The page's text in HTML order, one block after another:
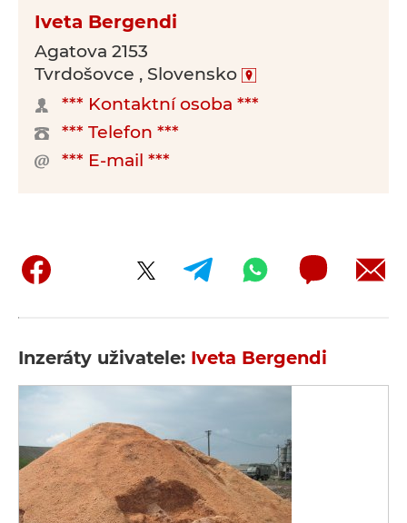
Iveta Bergendi
Agatova 2153
Tvrdošovce , Slovensko
*** Kontaktní osoba ***
*** Telefon ***
*** E-mail ***
Inzeráty uživatele: Iveta Bergendi